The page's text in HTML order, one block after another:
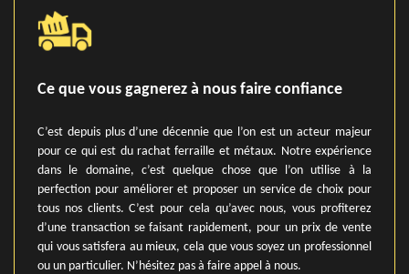
Ce que vous gagnerez à nous faire confiance
C’est depuis plus d’une décennie que l’on est un acteur majeur
pour ce qui est du rachat ferraille et métaux. Notre expérience
dans le domaine, c’est quelque chose que l’on utilise à la
perfection pour améliorer et proposer un service de choix pour
tous nos clients. C’est pour cela qu’avec nous, vous profiterez
d’une transaction se faisant rapidement, pour un prix de vente
qui vous satisfera au mieux, cela que vous soyez un professionnel
ou un particulier. N’hésitez pas à faire appel à nous.